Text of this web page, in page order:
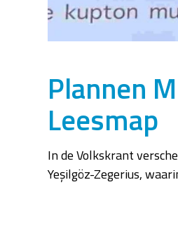
Plannen
Leesmap
In de Volkskrant
Yeşilgöz-Zegerius,